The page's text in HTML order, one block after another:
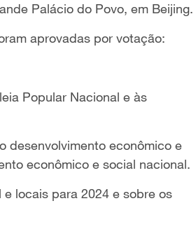
Palácio do Povo, em Beijing.
aprovadas por votação:
Popular Nacional e às
desenvolvimento econômico e
econômico e social nacional.
locais para 2024 e sobre os